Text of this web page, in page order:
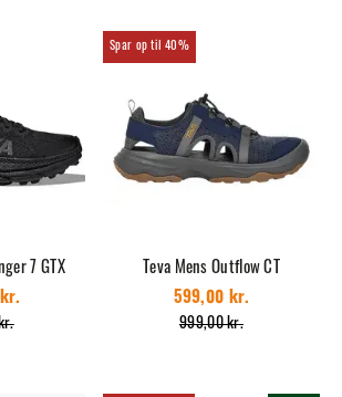
7 GTX
40%
Teva Mens Outflow CT
999,00 kr.
599,00 kr.